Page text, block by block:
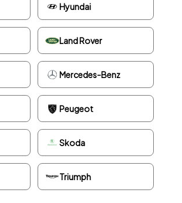
Hyundai
Land Rover
Mercedes-Benz
Peugeot
Skoda
Triumph